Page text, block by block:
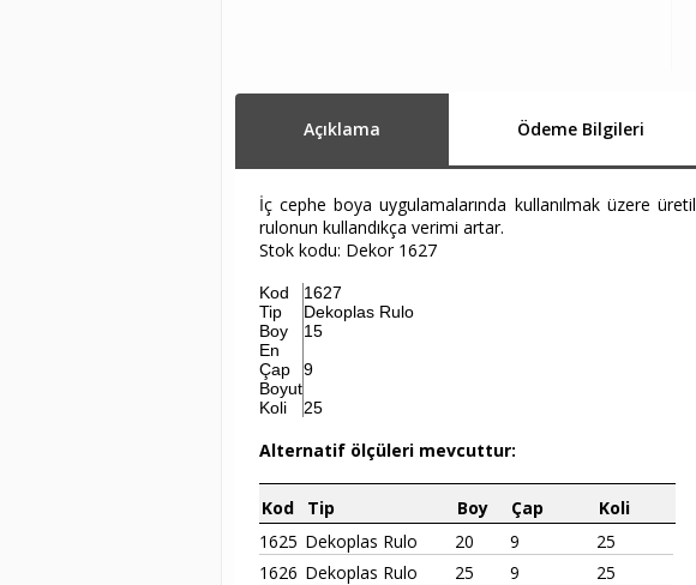
Açıklama Ödeme Bilgileri
İç cephe boya uygulamalarında kullanılmak üzere
rulonun kullandıkça verimi artar.
Stok kodu: Dekor 1627
Kod
1627
Tip
Dekoplas Rulo
Boy
15
En
Çap
9
Boyut
Koli
25
Alternatif ölçüleri mevcuttur:
Kod Tip Boy Çap
Koli
1625 Dekoplas Rulo 20 9
25
1626 Dekoplas Rulo 25 9
25